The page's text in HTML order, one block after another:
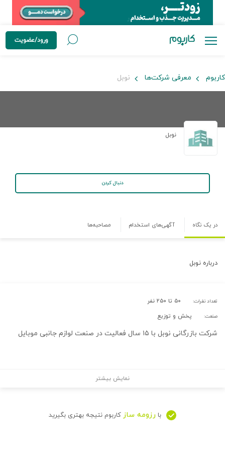
ورود/عضویت
کاربوم معرفی شرکت‌ها نوبل
نوبل
دنبال کردن
در یک نگاه آگهی‌های استخدام مصاحبه‌ها
درباره نوبل
تعداد نفرات: ۵۰ تا ۲۵۰ نفر
صنعت: پخش و توزیع
شرکت بازرگانی نوبل با ۱۵ سال فعالیت در صنعت لوازم جانبی موبایل
نمایش بیشتر
با رزومه ساز کاربوم نتیجه بهتری بگیرید